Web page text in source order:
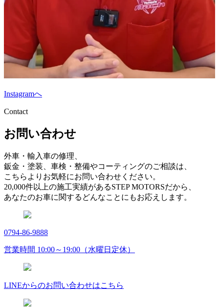
Instagramへ
Contact
お問い合わせ
外車・輸入車の修理、
鈑金・塗装、車検・整備やコーティングのご相談は、
こちらよりお気軽にお問い合わせください。
20,000件以上の施工実績があるSTEP MOTORSだから、
あなたのお車に関するどんなことにもお応えします。
0794-86-9888
営業時間 10:00～19:00（水曜日定休）
LINEからのお問い合わせはこちら